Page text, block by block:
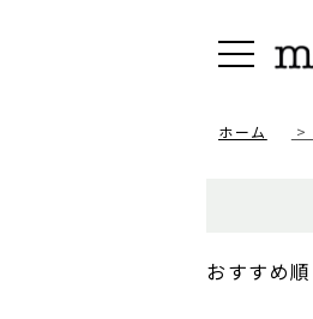
ホーム >
おすすめ順